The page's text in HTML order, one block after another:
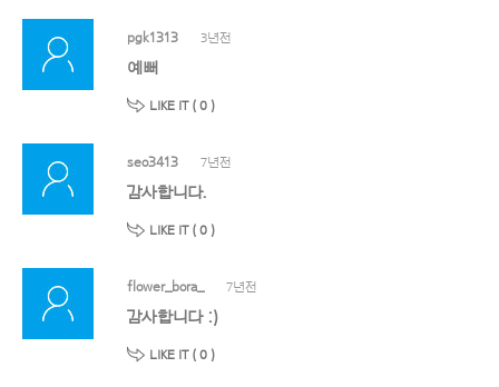
pgk1313 3년전
예뻐
LIKE IT ( 0 )
seo3413 7년전
감사합니다.
LIKE IT ( 0 )
flower_bora_ 7년전
감사합니다 :)
LIKE IT ( 0 )